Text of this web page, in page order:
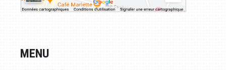
MENU